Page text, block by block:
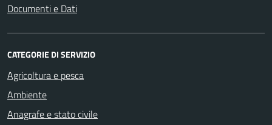
Documenti e Dati
CATEGORIE DI SERVIZIO
Agricoltura e pesca
Ambiente
Anagrafe e stato civile